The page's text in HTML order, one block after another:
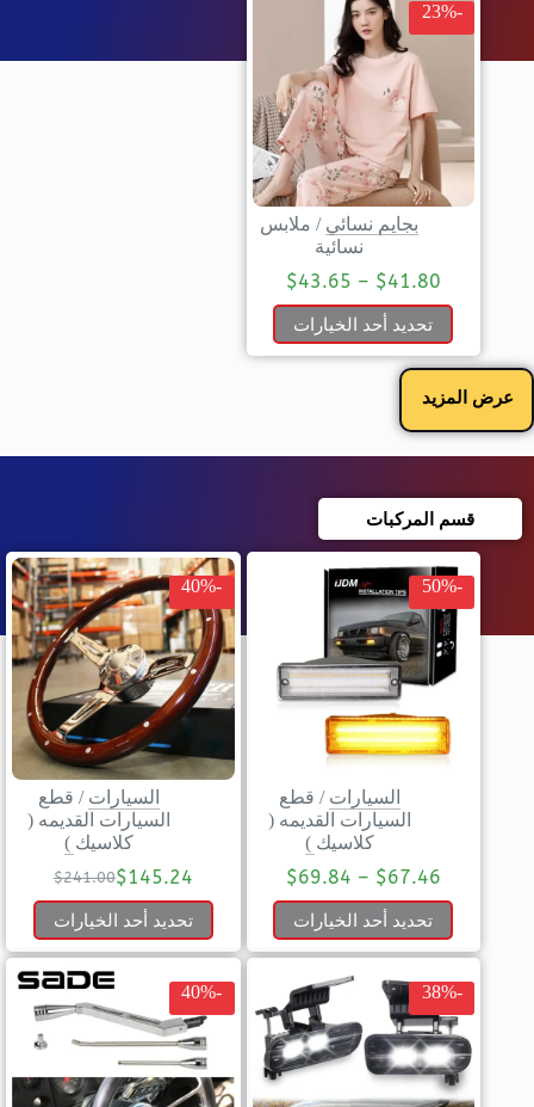
-23%
بجايم نسائي / ملابس
نسائية
$41.80
–
$43.65
تحديد أحد الخيارات
عرض المزيد
قسم المركبات
-50%
السيارات / قطع
السيارات القديمه (
كلاسيك )
$67.46
–
$69.84
تحديد أحد الخيارات
-40%
السيارات / قطع
السيارات القديمه (
كلاسيك )
$241.00$145.24
تحديد أحد الخيارات
-38%
-40%